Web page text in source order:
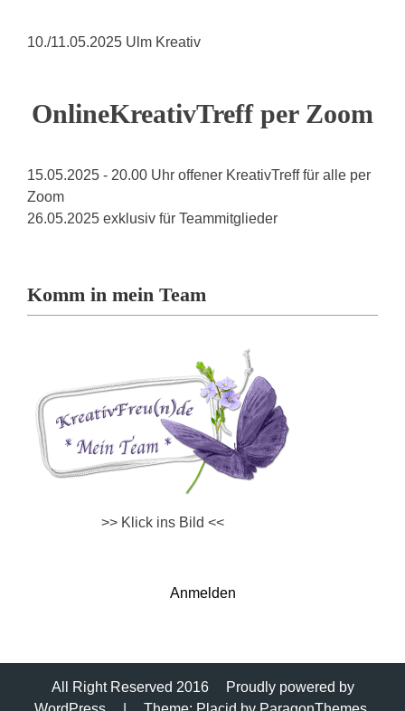
10./11.05.2025 Ulm Kreativ
OnlineKreativTreff per Zoom
15.05.2025 - 20.00 Uhr offener KreativTreff für alle per
Zoom
26.05.2025 exklusiv für Teammitglieder
Komm in mein Team
>> Klick ins Bild <<
Anmelden
All Right Reserved 2016
Proudly powered by